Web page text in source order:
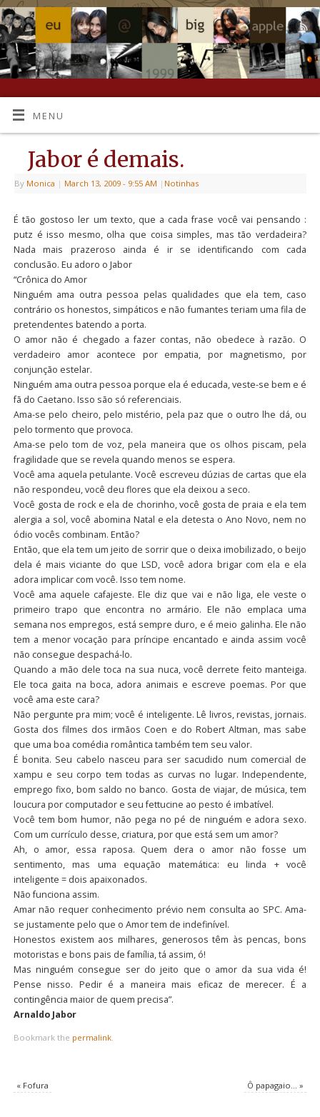
MENU
Jabor é demais.
By Monica | March 13, 2009 - 9:55 AM | Notinhas
É tão gostoso ler um texto, que a cada frase você vai pensando :
putz é isso mesmo, olha que coisa simples, mas tão verdadeira?
Nada mais prazeroso ainda é ir se identificando com cada
conclusão. Eu adoro o Jabor
“Crônica do Amor
Ninguém ama outra pessoa pelas qualidades que ela tem, caso
contrário os honestos, simpáticos e não fumantes teriam uma fila de
pretendentes batendo a porta.
O amor não é chegado a fazer contas, não obedece à razão. O
verdadeiro amor acontece por empatia, por magnetismo, por
conjunção estelar.
Ninguém ama outra pessoa porque ela é educada, veste-se bem e é
fã do Caetano. Isso são só referenciais.
Ama-se pelo cheiro, pelo mistério, pela paz que o outro lhe dá, ou
pelo tormento que provoca.
Ama-se pelo tom de voz, pela maneira que os olhos piscam, pela
fragilidade que se revela quando menos se espera.
Você ama aquela petulante. Você escreveu dúzias de cartas que ela
não respondeu, você deu flores que ela deixou a seco.
Você gosta de rock e ela de chorinho, você gosta de praia e ela tem
alergia a sol, você abomina Natal e ela detesta o Ano Novo, nem no
ódio vocês combinam. Então?
Então, que ela tem um jeito de sorrir que o deixa imobilizado, o beijo
dela é mais viciante do que LSD, você adora brigar com ela e ela
adora implicar com você. Isso tem nome.
Você ama aquele cafajeste. Ele diz que vai e não liga, ele veste o
primeiro trapo que encontra no armário. Ele não emplaca uma
semana nos empregos, está sempre duro, e é meio galinha. Ele não
tem a menor vocação para príncipe encantado e ainda assim você
não consegue despachá-lo.
Quando a mão dele toca na sua nuca, você derrete feito manteiga.
Ele toca gaita na boca, adora animais e escreve poemas. Por que
você ama este cara?
Não pergunte pra mim; você é inteligente. Lê livros, revistas, jornais.
Gosta dos filmes dos irmãos Coen e do Robert Altman, mas sabe
que uma boa comédia romântica também tem seu valor.
É bonita. Seu cabelo nasceu para ser sacudido num comercial de
xampu e seu corpo tem todas as curvas no lugar. Independente,
emprego fixo, bom saldo no banco. Gosta de viajar, de música, tem
loucura por computador e seu fettucine ao pesto é imbatível.
Você tem bom humor, não pega no pé de ninguém e adora sexo.
Com um currículo desse, criatura, por que está sem um amor?
Ah, o amor, essa raposa. Quem dera o amor não fosse um
sentimento, mas uma equação matemática: eu linda + você
inteligente = dois apaixonados.
Não funciona assim.
Amar não requer conhecimento prévio nem consulta ao SPC. Ama-
se justamente pelo que o Amor tem de indefinível.
Honestos existem aos milhares, generosos têm às pencas, bons
motoristas e bons pais de família, tá assim, ó!
Mas ninguém consegue ser do jeito que o amor da sua vida é!
Pense nisso. Pedir é a maneira mais eficaz de merecer. É a
contingência maior de quem precisa”.
Arnaldo Jabor
Bookmark the permalink.
«Fofura Ô papagaio…»